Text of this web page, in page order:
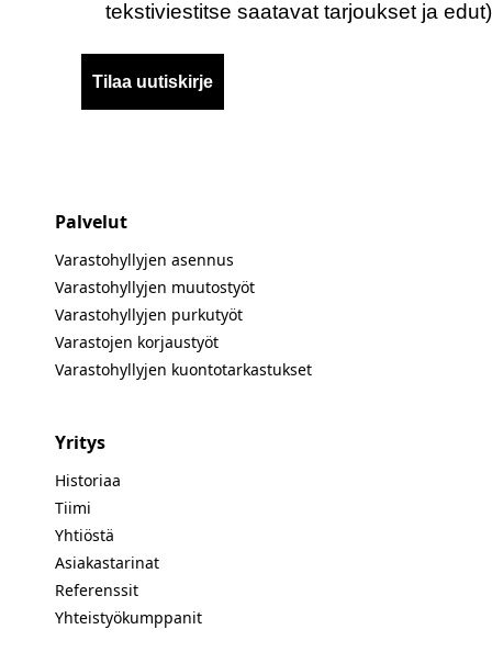
tekstiviestitse saatavat tarjoukset ja
Tilaa uutiskirje
Palvelut
Varastohyllyjen asennus
Varastohyllyjen muutostyöt
Varastohyllyjen purkutyöt
Varastojen korjaustyöt
Varastohyllyjen kuontotarkastukset
Yritys
Historiaa
Tiimi
Yhtiöstä
Asiakastarinat
Referenssit
Yhteistyökumppanit